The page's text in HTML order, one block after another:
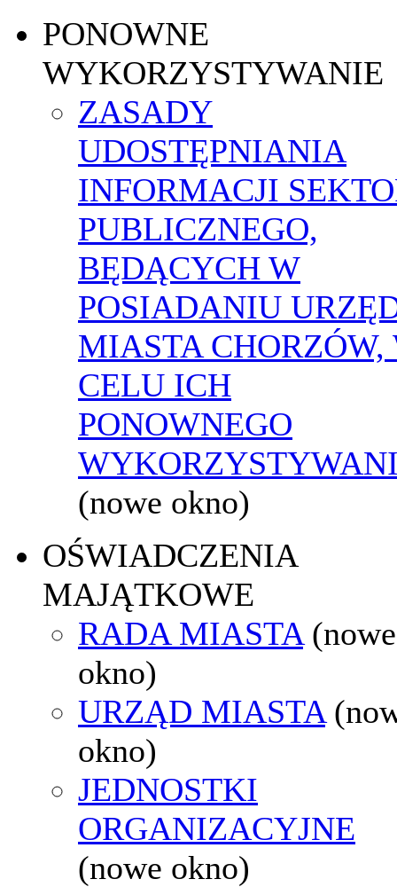
PONOWNE
WYKORZYSTYWANIE
ZASADY
UDOSTĘPNIANIA
INFORMACJI
PUBLICZNEGO,
BĘDĄCYCH W
POSIADANIU
MIASTA CHORZÓW,
CELU ICH
PONOWNEGO
(nowe okno)
OŚWIADCZENIA
MAJĄTKOWE
RADA MIASTA (nowe
okno)
URZĄD MIASTA
okno)
JEDNOSTKI
ORGANIZACYJNE
(nowe okno)